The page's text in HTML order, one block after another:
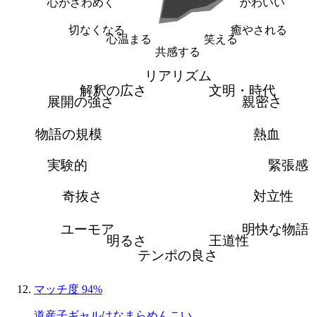
かわいい
癒やされる
笑える
共感する
心温まる
切なくなる
心がざわめく
リアリズム
文明・時代
親密さ
熱血
緊張感
対立性
明快な物語
王道性
テンポの良さ
明るさ
ユーモア
奇抜さ
実験的
物語の規模
展開の強さ
解釈の広さ
マッチ度 94%